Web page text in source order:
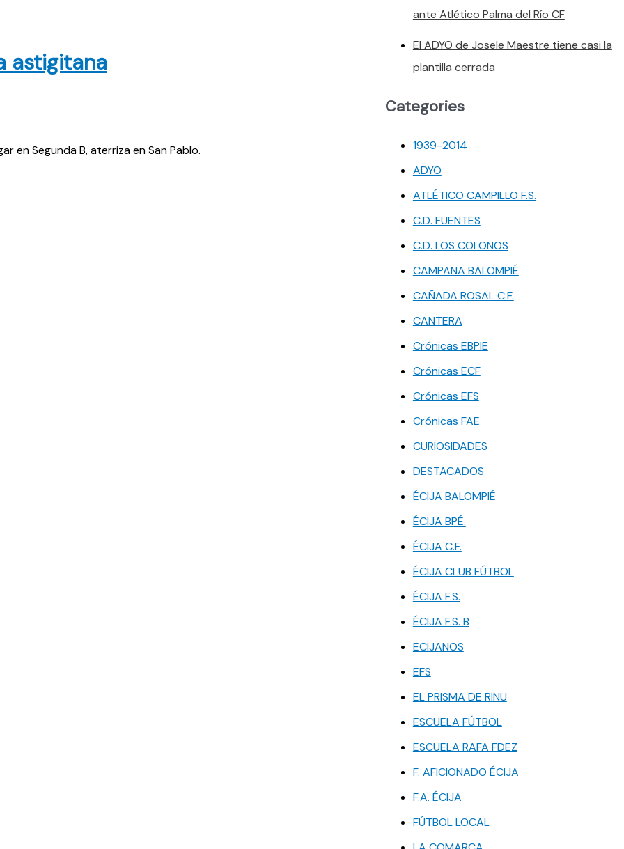
astigitana
en Segunda B, aterriza en San Pablo.
ante Atlético Palma del Río CF
El ADYO de Josele Maestre tiene casi la
plantilla cerrada
Categories
1939-2014
ADYO
ATLÉTICO CAMPILLO F.S.
C.D. FUENTES
C.D. LOS COLONOS
CAMPANA BALOMPIÉ
CAÑADA ROSAL C.F.
CANTERA
Crónicas EBPIE
Crónicas ECF
Crónicas EFS
Crónicas FAE
CURIOSIDADES
DESTACADOS
ÉCIJA BALOMPIÉ
ÉCIJA BPÉ.
ÉCIJA C.F.
ÉCIJA CLUB FÚTBOL
ÉCIJA F.S.
ÉCIJA F.S. B
ECIJANOS
EFS
EL PRISMA DE RINU
ESCUELA FÚTBOL
ESCUELA RAFA FDEZ
F. AFICIONADO ÉCIJA
F.A. ÉCIJA
FÚTBOL LOCAL